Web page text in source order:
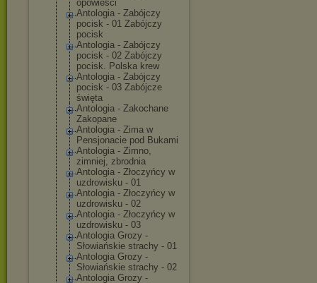
opowieści
Antologia - Zabójczy
pocisk - 01 Zabójczy
pocisk
Antologia - Zabójczy
pocisk - 02 Zabójczy
pocisk. Polska krew
Antologia - Zabójczy
pocisk - 03 Zabójcze
święta
Antologia - Zakochane
Zakopane
Antologia - Zima w
Pensjonacie pod Bukami
Antologia - Zimno,
zimniej, zbrodnia
Antologia - Złoczyńcy w
uzdrowisku - 01
Antologia - Złoczyńcy w
uzdrowisku - 02
Antologia - Złoczyńcy w
uzdrowisku - 03
Antologia Grozy -
Słowiańskie strachy - 01
Antologia Grozy -
Słowiańskie strachy - 02
Antologia Grozy -